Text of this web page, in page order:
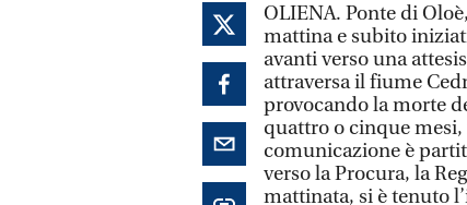
OLIENA. Ponte di
mattina e subito
avanti verso una
attraversa il fiume
provocando la morte
quattro o cinque mesi,
comunicazione è
verso la Procura, la
mattinata, si è tenuto